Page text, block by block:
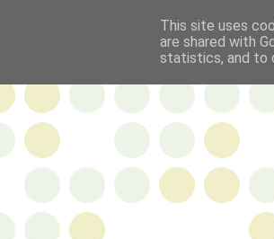
This site uses
are shared with
statistics, and to